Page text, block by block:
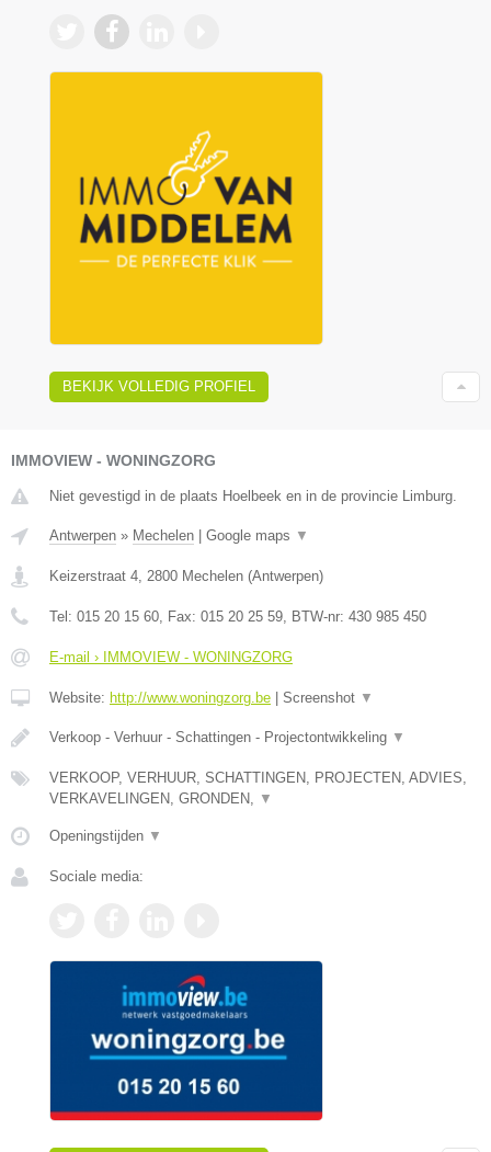
BEKIJK VOLLEDIG PROFIEL
IMMOVIEW - WONINGZORG
Niet gevestigd in de plaats Hoelbeek en in de provincie Limburg.
Antwerpen » Mechelen Google maps ▼
Keizerstraat 4 2800 Mechelen (Antwerpen)
Tel: 015 20 15 60 , Fax: 015 20 25 59 , BTW-nr: 430 985 450
E-mail › IMMOVIEW - WONINGZORG
Website: http://www.woningzorg.be Screenshot ▼
Verkoop - Verhuur - Schattingen - Projectontwikkeling ▼
VERKOOP, VERHUUR, SCHATTINGEN, PROJECTEN, ADVIES,
VERKAVELINGEN, GRONDEN,
▼
Openingstijden ▼
Sociale media: